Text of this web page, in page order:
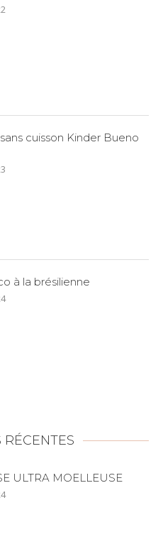
cuisson Kinder Bueno
à la brésilienne
RÉCENTES
ULTRA MOELLEUSE